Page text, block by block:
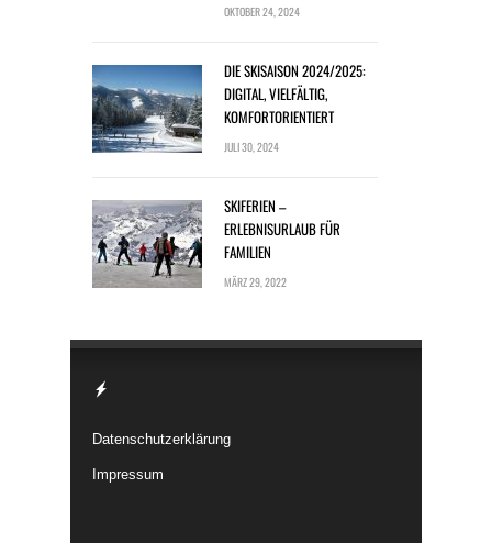
OKTOBER 24, 2024
DIE SKISAISON 2024/2025:
DIGITAL, VIELFÄLTIG,
KOMFORTORIENTIERT
JULI 30, 2024
SKIFERIEN –
ERLEBNISURLAUB FÜR
FAMILIEN
MÄRZ 29, 2022
Datenschutzerklärung
Impressum